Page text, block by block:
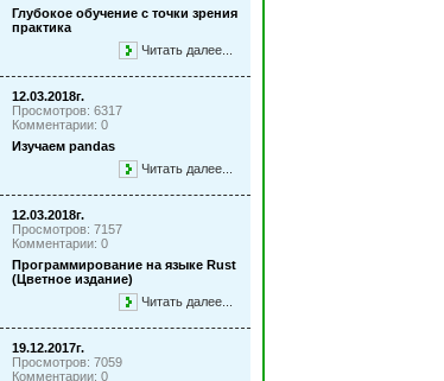
Глубокое обучение с точки зрения
практика
Читать далее...
12.03.2018г.
Просмотров: 6317
Комментарии: 0
Изучаем pandas
Читать далее...
12.03.2018г.
Просмотров: 7157
Комментарии: 0
Программирование на языке Rust
(Цветное издание)
Читать далее...
19.12.2017г.
Просмотров: 7059
Комментарии: 0